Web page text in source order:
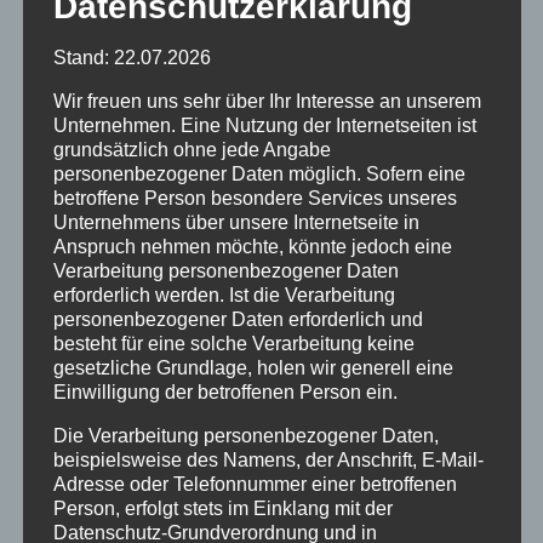
REINFURTH PARKETT
Parkettleger Reinfurth
Leider muss unsere Ausstellung
voraussichtlich 14. Feb. 2021 für
Beratungsgespräch geschlossen bleiben.
Stand: 22.07.2026
Wir freuen uns sehr über Ihr Interesse an unserem
Unternehmen. Eine Nutzung der Internetseiten ist
grundsätzlich ohne jede Angabe
personenbezogener Daten möglich. Sofern eine
betroffene Person besondere Services unseres
Unternehmens über unsere Internetseite in
Anspruch nehmen möchte, könnte jedoch eine
Verarbeitung personenbezogener Daten
erforderlich werden. Ist die Verarbeitung
personenbezogener Daten erforderlich und
besteht für eine solche Verarbeitung keine
gesetzliche Grundlage, holen wir generell eine
Einwilligung der betroffenen Person ein.
Die Verarbeitung personenbezogener Daten,
beispielsweise des Namens, der Anschrift, E-Mail-
Adresse oder Telefonnummer einer betroffenen
Person, erfolgt stets im Einklang mit der
Datenschutz-Grundverordnung und in